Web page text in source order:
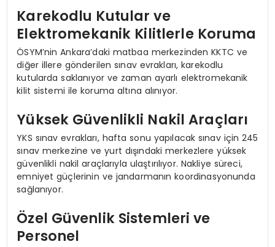
Karekodlu Kutular ve
Elektromekanik Kilitlerle Koruma
ÖSYM’nin Ankara’daki matbaa merkezinden KKTC ve
diğer illere gönderilen sınav evrakları, karekodlu
kutularda saklanıyor ve zaman ayarlı elektromekanik
kilit sistemi ile koruma altına alınıyor.
Yüksek Güvenlikli Nakil Araçları
YKS sınav evrakları, hafta sonu yapılacak sınav için 245
sınav merkezine ve yurt dışındaki merkezlere yüksek
güvenlikli nakil araçlarıyla ulaştırılıyor. Nakliye süreci,
emniyet güçlerinin ve jandarmanın koordinasyonunda
sağlanıyor.
Özel Güvenlik Sistemleri ve
Personel